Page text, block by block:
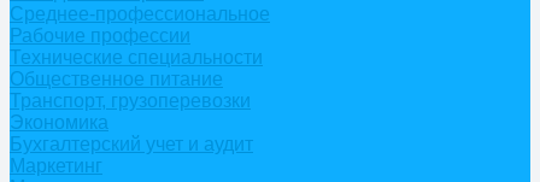
Среднее-профессиональное
Рабочие профессии
Технические специальности
Общественное питание
Транспорт, грузоперевозки
Экономика
Бухгалтерский учет и аудит
Маркетинг